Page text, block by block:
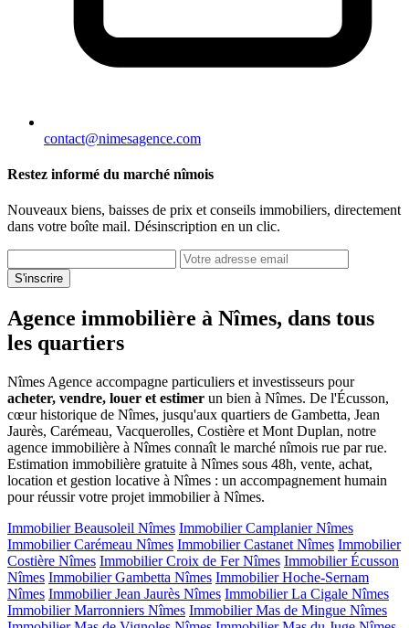
contact@nimesagence.com
Restez informé du marché nîmois
Nouveaux biens, baisses de prix et conseils immobiliers, directement
dans votre boîte mail. Désinscription en un clic.
S'inscrire
Agence immobilière à Nîmes, dans tous
les quartiers
Nîmes Agence accompagne particuliers et investisseurs pour
acheter, vendre, louer et estimer un bien à Nîmes. De l'Écusson,
cœur historique de Nîmes, jusqu'aux quartiers de Gambetta, Jean
Jaurès, Carémeau, Vacquerolles, Costière et Mont Duplan, notre
agence immobilière à Nîmes connaît le marché nîmois rue par rue.
Estimation immobilière gratuite à Nîmes sous 48h, vente, achat,
location et gestion locative à Nîmes : un accompagnement humain
pour réussir votre projet immobilier à Nîmes.
Immobilier Beausoleil Nîmes Immobilier Camplanier Nîmes
Immobilier Carémeau Nîmes Immobilier Castanet Nîmes Immobilier
Costière Nîmes Immobilier Croix de Fer Nîmes Immobilier Écusson
Nîmes Immobilier Gambetta Nîmes Immobilier Hoche-Sernam
Nîmes Immobilier Jean Jaurès Nîmes Immobilier La Cigale Nîmes
Immobilier Marronniers Nîmes Immobilier Mas de Mingue Nîmes